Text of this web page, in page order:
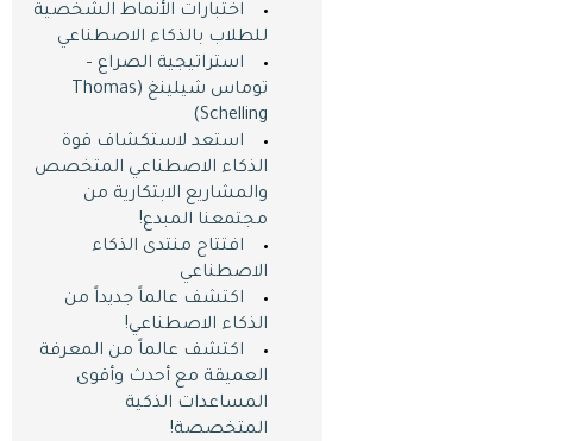
اختبارات اﻷنماط الشخصية
للطلاب بالذكاء الاصطناعي
استراتيجية الصراع –
توماس شيلينغ (Thomas
Schelling)
استعد لاستكشاف قوة
الذكاء الاصطناعي المتخصص
والمشاريع الابتكارية من
مجتمعنا المبدع!
افتتاح منتدى الذكاء
الاصطناعي
اكتشف عالماً جديداً من
الذكاء الاصطناعي!
اكتشف عالماً من المعرفة
العميقة مع أحدث وأقوى
المساعدات الذكية
المتخصصة!